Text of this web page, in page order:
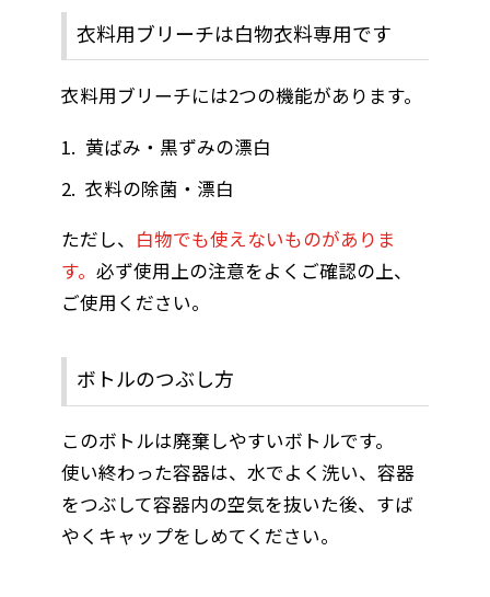
衣料用ブリーチは白物衣料専用です
衣料用ブリーチには2つの機能があります。
黄ばみ・黒ずみの漂白
衣料の除菌・漂白
ただし、 白物でも使えないものがありま
す。 必ず使用上の注意をよくご確認の上、
ご使用ください。
ボトルのつぶし方
このボトルは廃棄しやすいボトルです。
使い終わった容器は、水でよく洗い、容器
をつぶして容器内の空気を抜いた後、すば
やくキャップをしめてください。